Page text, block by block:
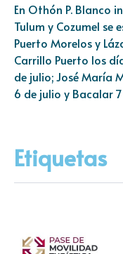
En Othón P. Blanco
Tulum y Cozumel se
Puerto Morelos y
Carrillo Puerto los
de julio; José María
6 de julio y Bacalar
Etiquetas